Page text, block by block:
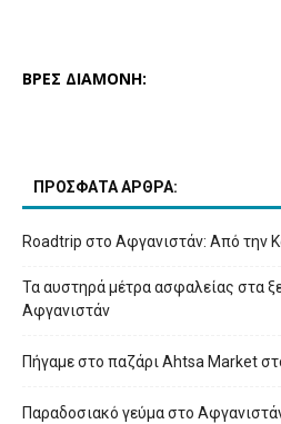
ΒΡΕΣ ΔΙΑΜΟΝΗ:
ΠΡΟΣΦΑΤΑ ΑΡΘΡΑ:
Roadtrip στο Αφγανιστάν: Από την
Τα αυστηρά μέτρα ασφαλείας στα
Αφγανιστάν
Πήγαμε στο παζάρι Ahtsa Market
Παραδοσιακό γεύμα στο